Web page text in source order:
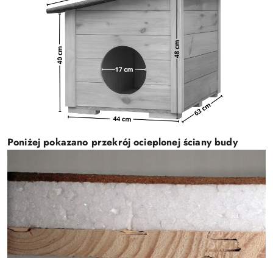
Poniżej pokazano przekrój ocieplonej ściany budy